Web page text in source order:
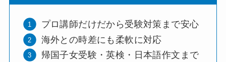
プロ講師だけだから受験対策まで安心
海外との時差にも柔軟に対応
帰国子女受験・英検・日本語作文まで